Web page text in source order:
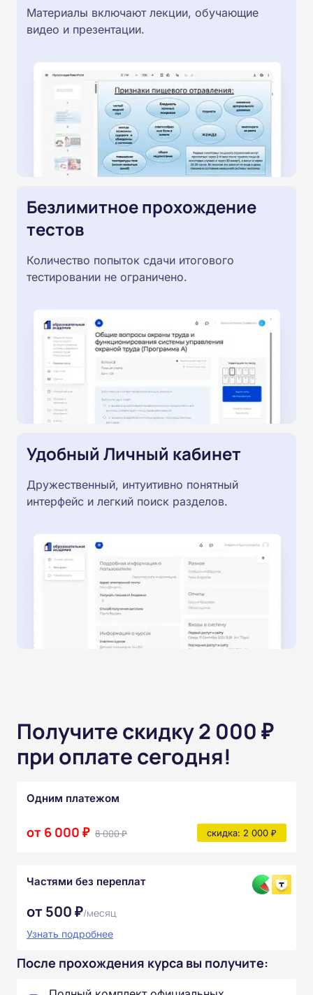
Материалы включают лекции, обучающие
видео и презентации.
Безлимитное прохождение
тестов
Количество попыток сдачи итогового
тестировании не ограничено.
Удобный Личный кабинет
Дружественный, интуитивно понятный
интерфейс и легкий поиск разделов.
Получите скидку 2 000 ₽
при оплате сегодня!
Одним платежом
от 6 000 ₽ 8 000 ₽ скидка: 2 000 ₽
Частями без переплат
от 500 ₽/месяц
Узнать подробнее
После прохождения курса вы получите: